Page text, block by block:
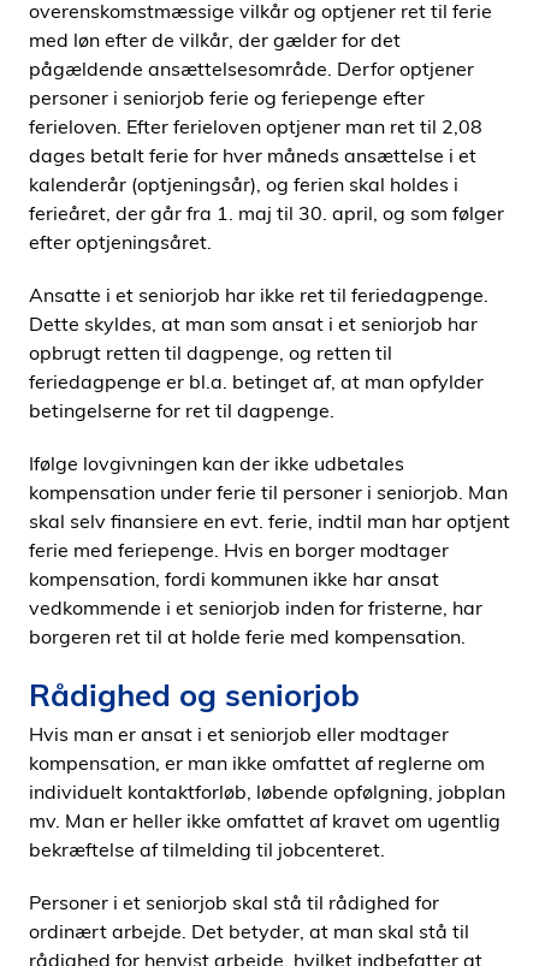
overenskomstmæssige vilkår og optjener ret til ferie
med løn efter de vilkår, der gælder for det
pågældende ansættelsesområde. Derfor optjener
personer i seniorjob ferie og feriepenge efter
ferieloven. Efter ferieloven optjener man ret til 2,08
dages betalt ferie for hver måneds ansættelse i et
kalenderår (optjeningsår), og ferien skal holdes i
ferieåret, der går fra 1. maj til 30. april, og som følger
efter optjeningsåret.
Ansatte i et seniorjob har ikke ret til feriedagpenge.
Dette skyldes, at man som ansat i et seniorjob har
opbrugt retten til dagpenge, og retten til
feriedagpenge er bl.a. betinget af, at man opfylder
betingelserne for ret til dagpenge.
Ifølge lovgivningen kan der ikke udbetales
kompensation under ferie til personer i seniorjob. Man
skal selv finansiere en evt. ferie, indtil man har optjent
ferie med feriepenge. Hvis en borger modtager
kompensation, fordi kommunen ikke har ansat
vedkommende i et seniorjob inden for fristerne, har
borgeren ret til at holde ferie med kompensation.
Rådighed og seniorjob
Hvis man er ansat i et seniorjob eller modtager
kompensation, er man ikke omfattet af reglerne om
individuelt kontaktforløb, løbende opfølgning, jobplan
mv. Man er heller ikke omfattet af kravet om ugentlig
bekræftelse af tilmelding til jobcenteret.
Personer i et seniorjob skal stå til rådighed for
ordinært arbejde. Det betyder, at man skal stå til
rådighed for henvist arbejde, hvilket indbefatter at